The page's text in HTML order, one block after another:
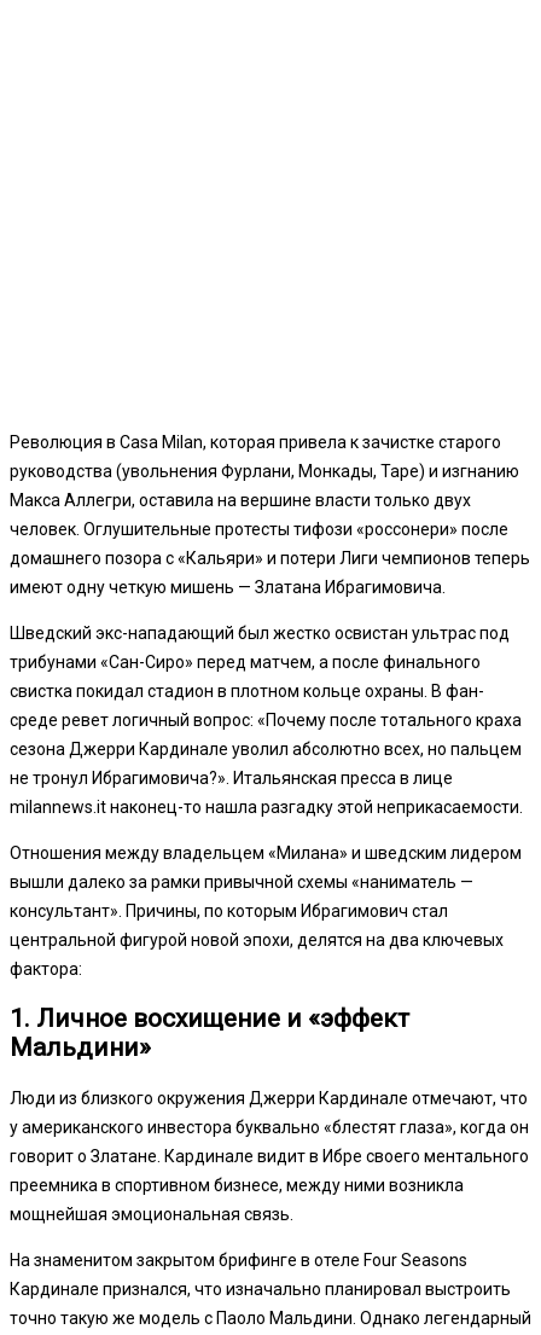
Революция в Casa Milan, которая привела к зачистке старого
руководства (увольнения Фурлани, Монкады, Таре) и изгнанию
Макса Аллегри, оставила на вершине власти только двух
человек. Оглушительные протесты тифози «россонери» после
домашнего позора с «Кальяри» и потери Лиги чемпионов теперь
имеют одну четкую мишень — Златана Ибрагимовича.
Шведский экс-нападающий был жестко освистан ультрас под
трибунами «Сан-Сиро» перед матчем, а после финального
свистка покидал стадион в плотном кольце охраны. В фан-
среде ревет логичный вопрос: «Почему после тотального краха
сезона Джерри Кардинале уволил абсолютно всех, но пальцем
не тронул Ибрагимовича?». Итальянская пресса в лице
milannews.it наконец-то нашла разгадку этой неприкасаемости.
Отношения между владельцем «Милана» и шведским лидером
вышли далеко за рамки привычной схемы «наниматель —
консультант». Причины, по которым Ибрагимович стал
центральной фигурой новой эпохи, делятся на два ключевых
фактора:
1. Личное восхищение и «эффект
Мальдини»
Люди из близкого окружения Джерри Кардинале отмечают, что
у американского инвестора буквально «блестят глаза», когда он
говорит о Златане. Кардинале видит в Ибре своего ментального
преемника в спортивном бизнесе, между ними возникла
мощнейшая эмоциональная связь.
На знаменитом закрытом брифинге в отеле Four Seasons
Кардинале признался, что изначально планировал выстроить
точно такую же модель с Паоло Мальдини. Однако легендарный